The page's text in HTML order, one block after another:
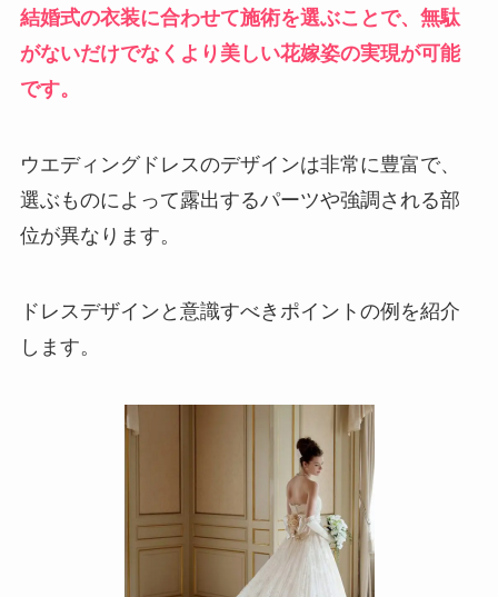
結婚式の衣装に合わせて施術を選ぶことで、無駄
がないだけでなくより美しい花嫁姿の実現が可能
です。
ウエディングドレスのデザインは非常に豊富で、
選ぶものによって露出するパーツや強調される部
位が異なります。
ドレスデザインと意識すべきポイントの例を紹介
します。